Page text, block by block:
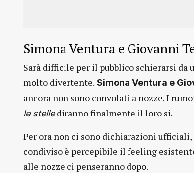
Simona Ventura e Giovanni
Sarà difficile per il pubblico schierarsi da
molto divertente. Simona Ventura e
ancora non sono convolati a nozze. I
le stellediranno finalmente il loro si.
Per ora non ci sono dichiarazioni
condiviso è percepibile il feeling
alle nozze ci penseranno dopo.